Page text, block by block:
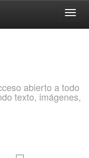
abierto a todo
texto, imágenes,